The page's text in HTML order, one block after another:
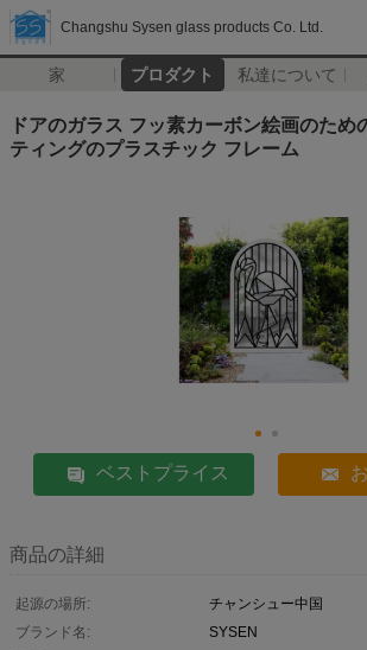
Changshu Sysen glass products Co. Ltd.
家 プロダクト 私達について
ドアのガラス フッ素カーボン絵画のため
ティングのプラスチック フレーム
ベストプライス
商品の詳細
起源の場所:
チャンシュー中国
ブランド名:
SYSEN